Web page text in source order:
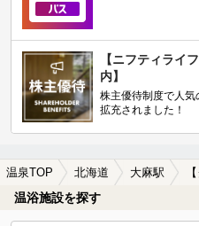
【ニフティライ
内】
株主優待制度で人
拡充されました！
温泉TOP 北海道 大麻駅
温浴施設を探す